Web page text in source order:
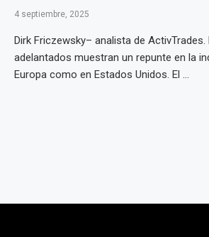
4 septiembre, 2025
Dirk Friczewsky– analista de
adelantados muestran un repunte en la
Europa como en Estados Unidos. El ...